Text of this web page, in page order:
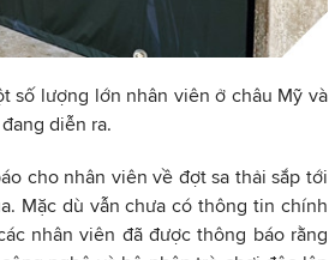
số lượng lớn nhân viên ở châu Mỹ và
diễn ra.
cho nhân viên về đợt sa thải sắp tới
Mặc dù vẫn chưa có thông tin chính
nhân viên đã được thông báo rằng